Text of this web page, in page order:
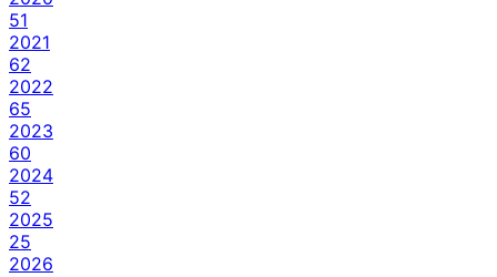
51
2021
62
2022
65
2023
60
2024
52
2025
25
2026